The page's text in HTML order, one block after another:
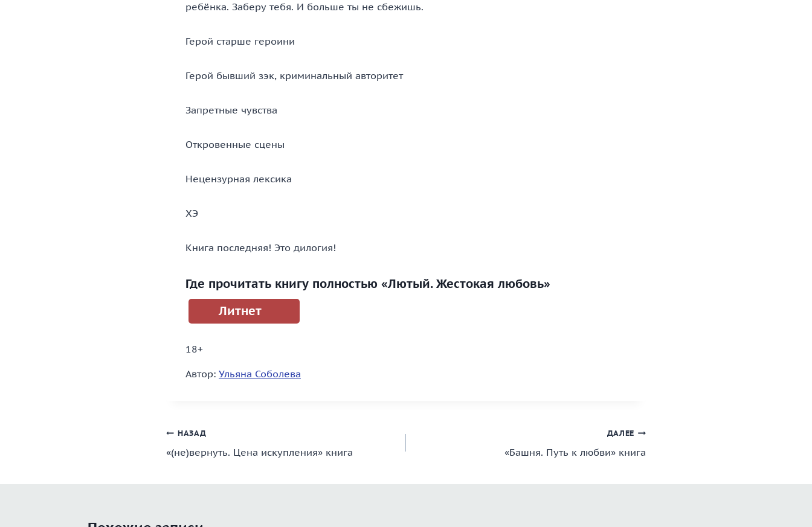
ребёнка. Заберу тебя. И больше ты не сбежишь.
Герой старше героини
Герой бывший зэк, криминальный авторитет
Запретные чувства
Откровенные сцены
Нецензурная лексика
ХЭ
Книга последняя! Это дилогия!
Где прочитать книгу полностью «Лютый. Жестокая любовь»
Литнет
18+
Автор: Ульяна Соболева
Навигация
по
НАЗАД
«(не)вернуть. Цена искупления» книга
ДАЛЕЕ
«Башня. Путь к любви» книга